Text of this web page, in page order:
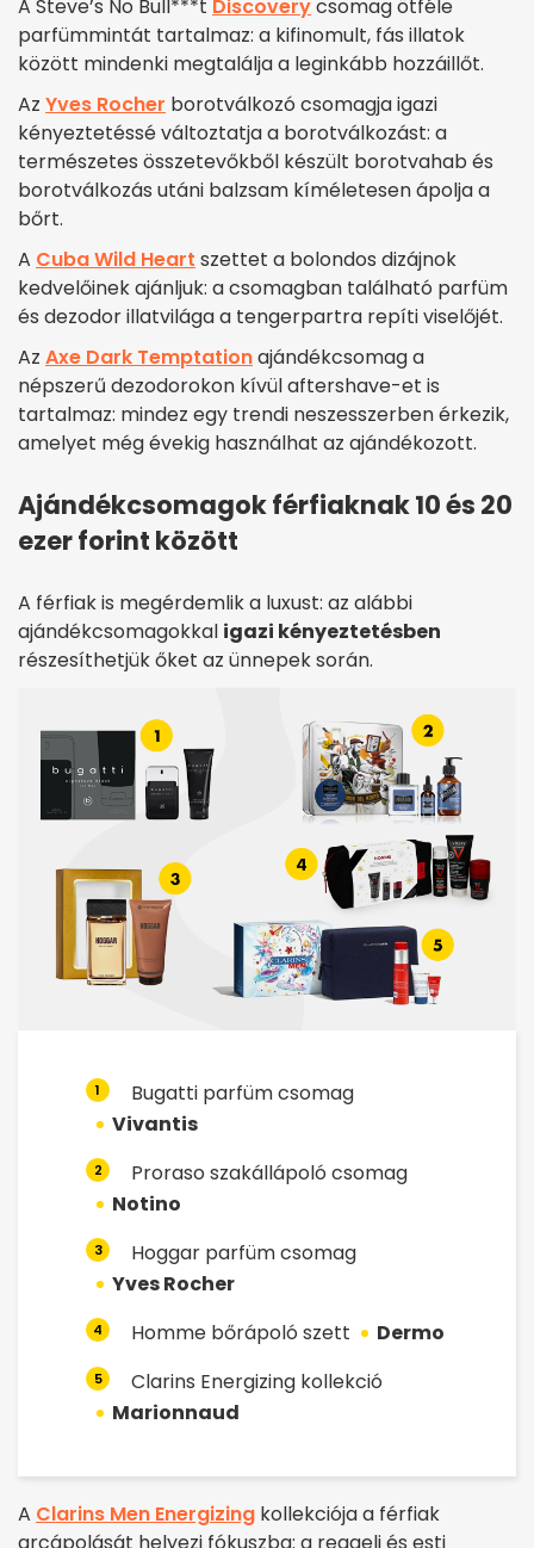
A Steve’s No Bull***t Discoverycsomag ötféle
parfümmintát tartalmaz: a kifinomult, fás illatok
között mindenki megtalálja a leginkább hozzáillőt.
Az Yves Rocher borotválkozó csomagja igazi
kényeztetéssé változtatja a borotválkozást: a
természetes összetevőkből készült borotvahab és
borotválkozás utáni balzsam kíméletesen ápolja a
bőrt.
A Cuba Wild Heart szettet a bolondos dizájnok
kedvelőinek ajánljuk: a csomagban található parfüm
és dezodor illatvilága a tengerpartra repíti viselőjét.
Az Axe Dark Temptationajándékcsomag a
népszerű dezodorokon kívül aftershave-et is
tartalmaz: mindez egy trendi neszesszerben érkezik,
amelyet még évekig használhat az ajándékozott.
Ajándékcsomagok férfiaknak 10 és 20
ezer forint között
A férfiak is megérdemlik a luxust: az alábbi
ajándékcsomagokkal igazi kényeztetésben
részesíthetjük őket az ünnepek során.
1
Bugatti parfüm csomag
Vivantis
2
Proraso szakállápoló csomag
Notino
3
Hoggar parfüm csomag
Yves Rocher
4 Homme bőrápoló szett Dermo
5
Clarins Energizing kollekció
Marionnaud
A Clarins Men Energizing kollekciója a férfiak